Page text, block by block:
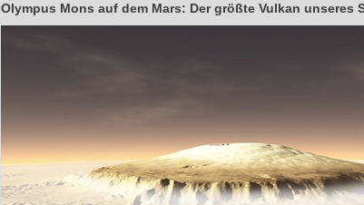
Olympus Mons auf dem Mars: Der größte Vulkan unseres